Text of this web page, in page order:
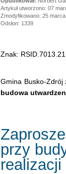
Artykuł utworzono: 07
Zmodyfikowano: 25
Odsłon: 1339
Znak:
Gmina Busko-Zdrój
budowa
przy
realizacji